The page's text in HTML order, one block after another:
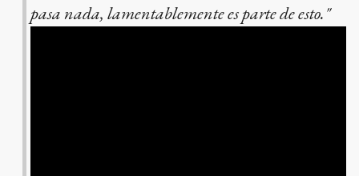
pasa nada, lamentablemente es parte de esto."